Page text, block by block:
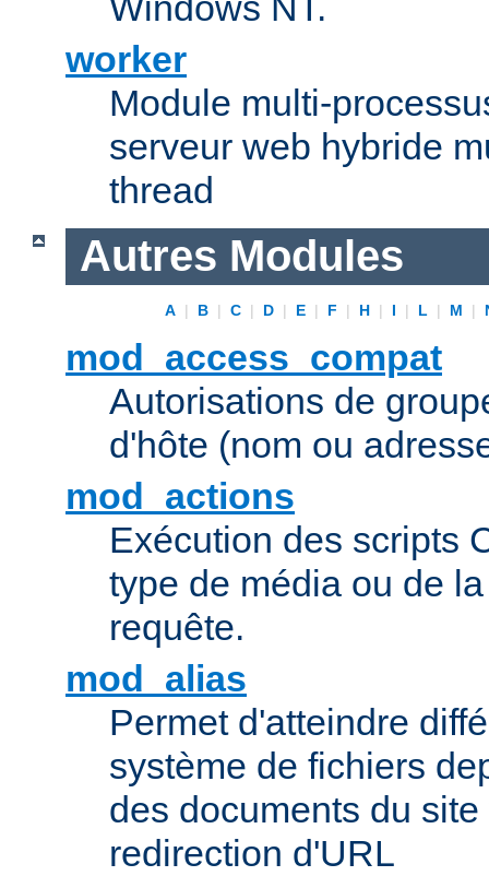
worker
Module multi-
serveur web hybride
thread
Autres Modules
A | B | C | D | E | F | H | I | L | M |
mod_access_compat
Autorisations de
d'hôte (nom ou
mod_actions
Exécution des scripts
type de média ou de
requête.
mod_alias
Permet d'atteindre
système de fichiers
des documents du
redirection d'URL